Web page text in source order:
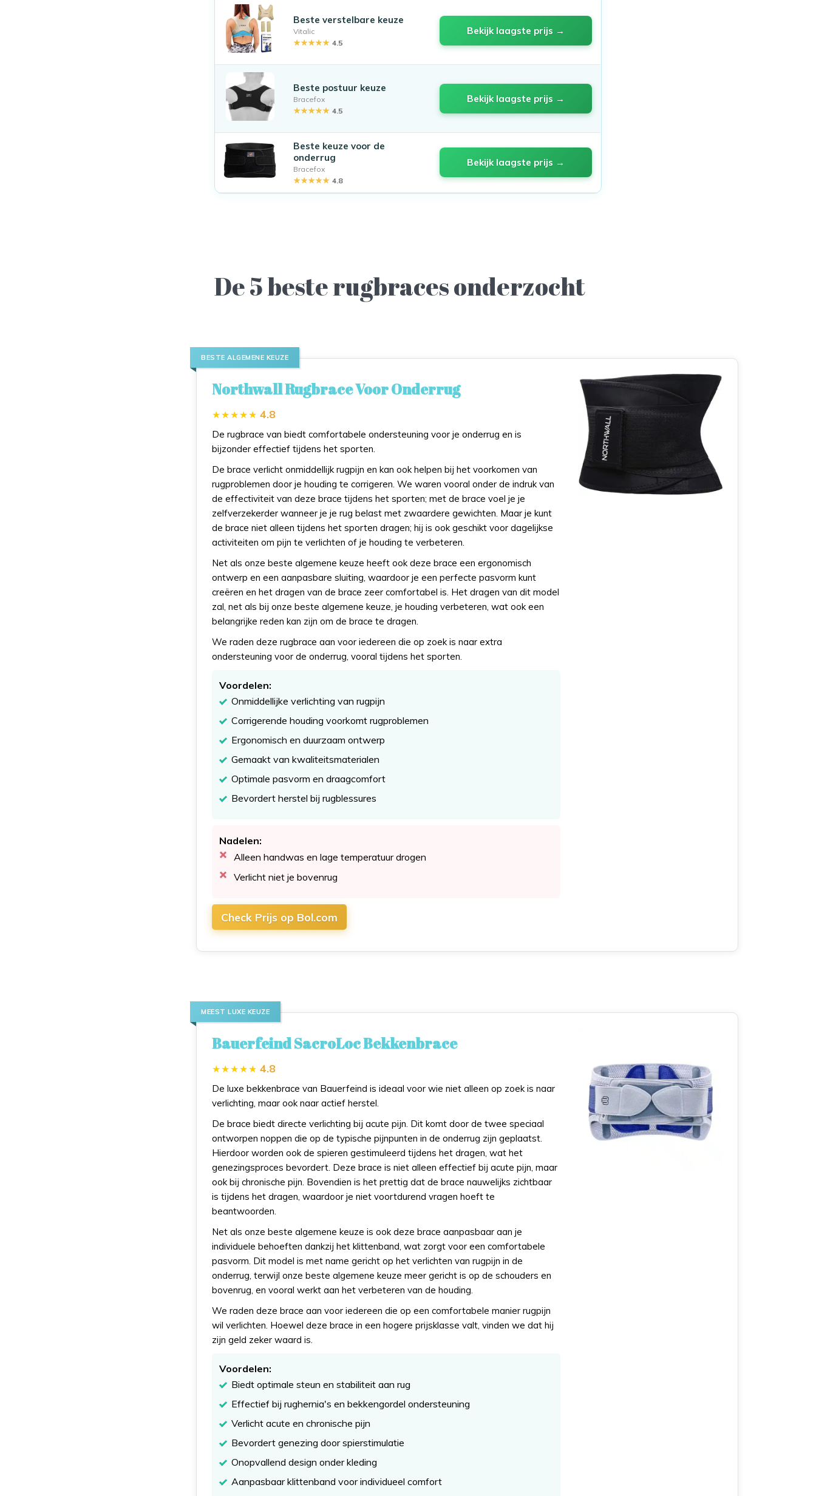
Beste verstelbare keuze
Vitalic
★★★★★ 4.5
Bekijk laagste prijs →
Beste postuur keuze
Bracefox
★★★★★ 4.5
Bekijk laagste prijs →
Beste keuze voor de
onderrug
Bracefox
★★★★★ 4.8
Bekijk laagste prijs →
De 5 beste rugbraces onderzocht
BESTE ALGEMENE KEUZE
Northwall Rugbrace Voor Onderrug
4.8
De rugbrace van biedt comfortabele ondersteuning voor je onderrug en is
bijzonder effectief tijdens het sporten.
De brace verlicht onmiddellijk rugpijn en kan ook helpen bij het voorkomen van
rugproblemen door je houding te corrigeren. We waren vooral onder de indruk van
de effectiviteit van deze brace tijdens het sporten; met de brace voel je je
zelfverzekerder wanneer je je rug belast met zwaardere gewichten. Maar je kunt
de brace niet alleen tijdens het sporten dragen; hij is ook geschikt voor dagelijkse
activiteiten om pijn te verlichten of je houding te verbeteren.
Net als onze beste algemene keuze heeft ook deze brace een ergonomisch
ontwerp en een aanpasbare sluiting, waardoor je een perfecte pasvorm kunt
creëren en het dragen van de brace zeer comfortabel is. Het dragen van dit model
zal, net als bij onze beste algemene keuze, je houding verbeteren, wat ook een
belangrijke reden kan zijn om de brace te dragen.
We raden deze rugbrace aan voor iedereen die op zoek is naar extra
ondersteuning voor de onderrug, vooral tijdens het sporten.
Voordelen:
Onmiddellijke verlichting van rugpijn
Corrigerende houding voorkomt rugproblemen
Ergonomisch en duurzaam ontwerp
Gemaakt van kwaliteitsmaterialen
Optimale pasvorm en draagcomfort
Bevordert herstel bij rugblessures
Nadelen:
Alleen handwas en lage temperatuur drogen
Verlicht niet je bovenrug
Check Prijs op Bol.com
MEEST LUXE KEUZE
Bauerfeind SacroLoc Bekkenbrace
4.8
De luxe bekkenbrace van Bauerfeind is ideaal voor wie niet alleen op zoek is naar
verlichting, maar ook naar actief herstel.
De brace biedt directe verlichting bij acute pijn. Dit komt door de twee speciaal
ontworpen noppen die op de typische pijnpunten in de onderrug zijn geplaatst.
Hierdoor worden ook de spieren gestimuleerd tijdens het dragen, wat het
genezingsproces bevordert. Deze brace is niet alleen effectief bij acute pijn, maar
ook bij chronische pijn. Bovendien is het prettig dat de brace nauwelijks zichtbaar
is tijdens het dragen, waardoor je niet voortdurend vragen hoeft te
beantwoorden.
Net als onze beste algemene keuze is ook deze brace aanpasbaar aan je
individuele behoeften dankzij het klittenband, wat zorgt voor een comfortabele
pasvorm. Dit model is met name gericht op het verlichten van rugpijn in de
onderrug, terwijl onze beste algemene keuze meer gericht is op de schouders en
bovenrug, en vooral werkt aan het verbeteren van de houding.
We raden deze brace aan voor iedereen die op een comfortabele manier rugpijn
wil verlichten. Hoewel deze brace in een hogere prijsklasse valt, vinden we dat hij
zijn geld zeker waard is.
Voordelen:
Biedt optimale steun en stabiliteit aan rug
Effectief bij rughernia's en bekkengordel ondersteuning
Verlicht acute en chronische pijn
Bevordert genezing door spierstimulatie
Onopvallend design onder kleding
Aanpasbaar klittenband voor individueel comfort